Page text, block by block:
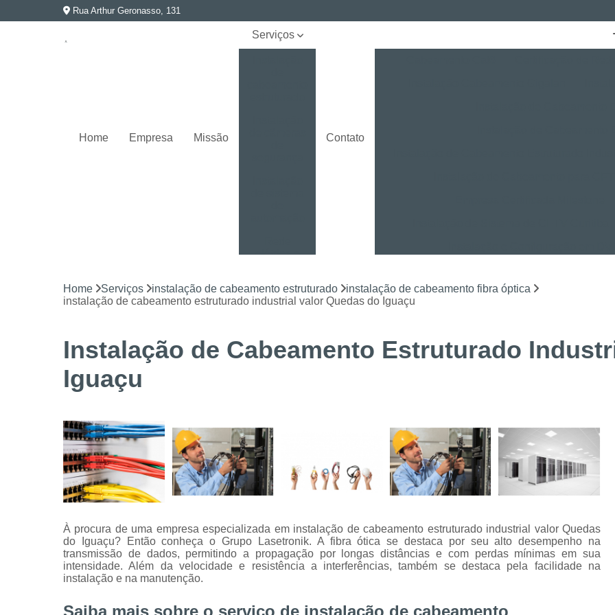
Rua Arthur Geronasso, 131
Home Empresa Missão
Serviços
elétrica e
Segurança
eletrônica
de câmeras
de
Contato
Instalação LPR para CFTV
Alarme de Incêndio BOSCH Curitiba
Instalação e Manutenção de Catracas
Integração de Sistema de Controle
Instalação de Energia Solar
Manutenção de Energia Solar Curitiba
Projeto e Instalação de SPDA
Alarme de Intrusão BOSCH
Alarme
Home Serviços instalação de cabeamento estruturado
instalação de cabeamento fibra óptica
instalação de cabeamento estruturado industrial valor Quedas do Iguaçu
Instalação de Cabeamento Estruturado
Iguaçu
À procura de uma empresa especializada em instalação de cabeamento estruturado industrial valor Quedas
do Iguaçu? Então conheça o Grupo Lasetronik. A fibra ótica se destaca por seu alto desempenho na
transmissão de dados, permitindo a propagação por longas distâncias e com perdas mínimas em sua
intensidade. Além da velocidade e resistência a interferências, também se destaca pela facilidade na
instalação e na manutenção.
Saiba mais sobre o serviço de instalação de cabeamento